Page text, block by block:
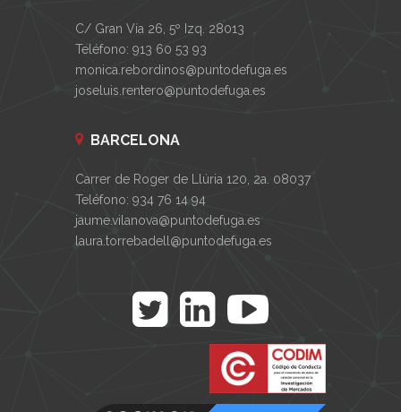
C/ Gran Vía 26, 5º Izq. 28013
Teléfono: 913 60 53 93
monica.rebordinos@puntodefuga.es
joseluis.rentero@puntodefuga.es
BARCELONA
Carrer de Roger de Llúria 120, 2a. 08037
Teléfono: 934 76 14 94
jaume.vilanova@puntodefuga.es
laura.torrebadell@puntodefuga.es